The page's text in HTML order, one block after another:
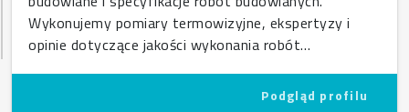
Wykonujemy pomiary termowizyjne, ekspertyzy i
opinie dotyczące jakości wykonania robót…
Podgląd profilu